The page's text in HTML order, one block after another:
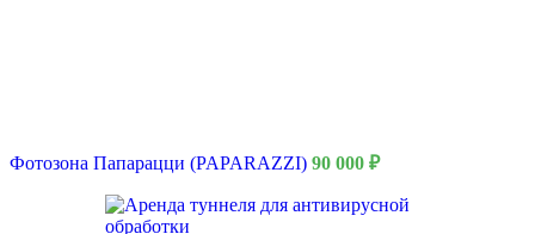
Фотозона Папарацци (PAPARAZZI) 90 000 ₽